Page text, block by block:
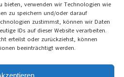
bieten, verwenden wir Technologien wie
zu speichern und/oder darauf
zustimmst, können wir Daten
IDs auf dieser Website verarbeiten.
erteilst oder zurückziehst, können
beeinträchtigt werden.
untersucht.
Davide Brocchi
Köln
zur Kultur und Nachhaltigkeit
, Hobbes Thomas
Separationsdenken